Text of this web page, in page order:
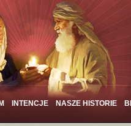
INTENCJE NASZE HISTORIE